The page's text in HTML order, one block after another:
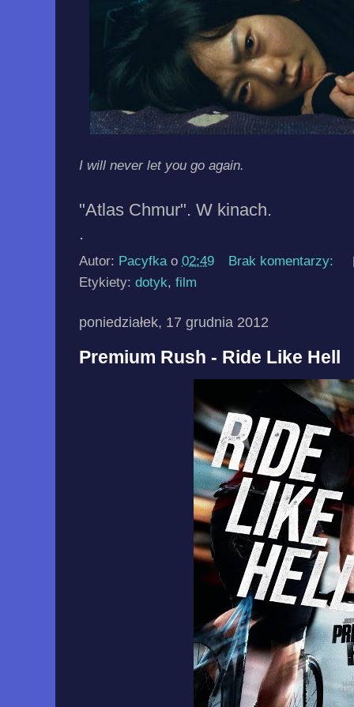
I will never let you go again.
"Atlas Chmur". W kinach.
.
Autor: Pacyfka o 02:49
Brak komentarzy:
Etykiety: dotyk, film
poniedziałek, 17 grudnia 2012
Premium Rush - Ride Like Hell